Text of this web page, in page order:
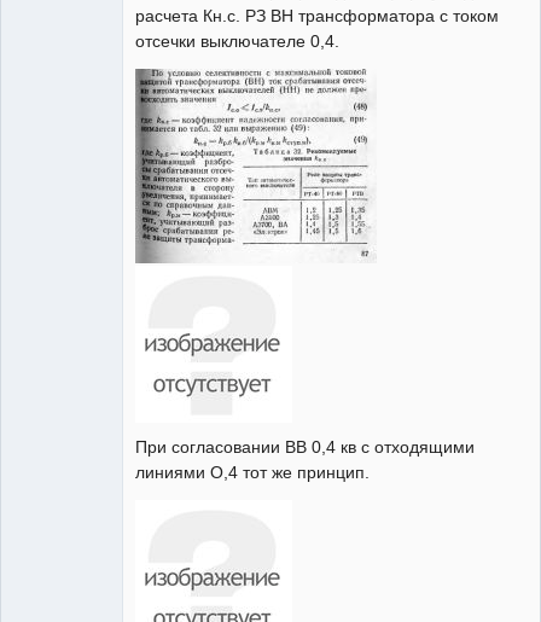
расчета Кн.с. РЗ ВН трансформатора с током
отсечки выключателе 0,4.
При согласовании ВВ 0,4 кв с отходящими
линиями О,4 тот же принцип.